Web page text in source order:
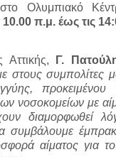
Ολυμπιακό
10.00 π.μ. έως τις
Γ.
στους συμπολίτες
προκειμένου
νοσοκομείων με
διαμορφωθεί
συμβάλουμε
αίματος για